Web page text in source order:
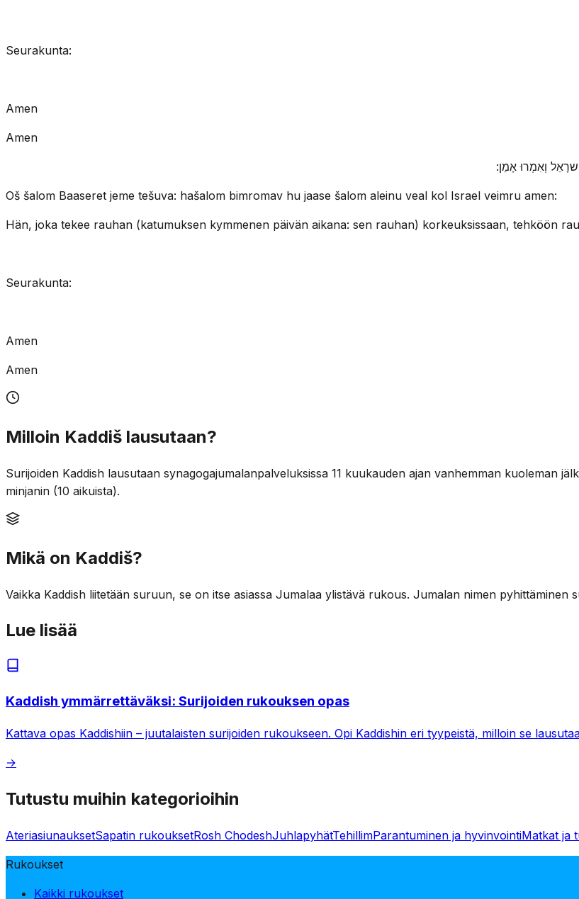
Seurakunta:
Amen
Amen
וְאִמְרוּ אָמֵן:
Oš šalom Baaseret jeme tešuva: hašalom bimromav hu jaase šalom aleinu veal kol Israel veimru amen:
Hän, joka tekee rauhan (katumuksen kymmenen päivän aikana: sen rauhan) korkeuksissaan, tehköön
Seurakunta:
Amen
Amen
Milloin Kaddiš lausutaan?
Surijoiden Kaddish lausutaan synagogajumalanpalveluksissa 11 kuukauden ajan vanhemman kuoleman
minjanin (10 aikuista).
Mikä on Kaddiš?
Vaikka Kaddish liitetään suruun, se on itse asiassa Jumalaa ylistävä rukous. Jumalan nimen
Lue lisää
Kaddish ymmärrettäväksi: Surijoiden rukouksen opas
Kattava opas Kaddishiin – juutalaisten surijoiden rukoukseen. Opi Kaddishin eri tyypeistä, milloin se
→
Tutustu muihin kategorioihin
AteriasiunauksetSapatin rukouksetRosh ChodeshJuhlapyhätTehillimParantuminen ja hyvinvointiMatkat ja
Rukoukset
Kaikki rukoukset